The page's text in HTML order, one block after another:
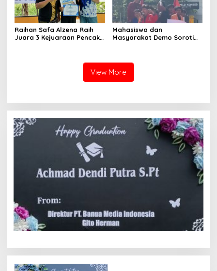
Raihan Safa Alzena Raih
Juara 3 Kejuaraan Pencak
Mahasiswa dan
Masyarakat Demo Soroti
Kecewa Wali Kota dan
DPRD Tak Hadir Temui
Massa Aksi
View More